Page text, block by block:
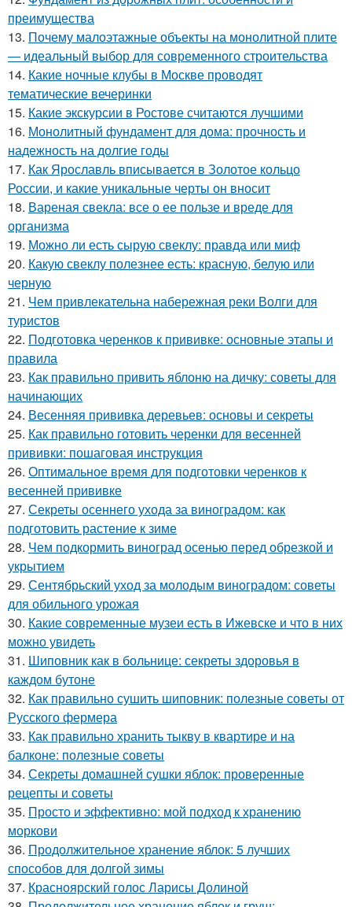
преимущества
13. Почему малоэтажные объекты на монолитной плите
— идеальный выбор для современного строительства
14. Какие ночные клубы в Москве проводят
тематические вечеринки
15. Какие экскурсии в Ростове считаются лучшими
16. Монолитный фундамент для дома: прочность и
надежность на долгие годы
17. Как Ярославль вписывается в Золотое кольцо
России, и какие уникальные черты он вносит
18. Вареная свекла: все о ее пользе и вреде для
организма
19. Можно ли есть сырую свеклу: правда или миф
20. Какую свеклу полезнее есть: красную, белую или
черную
21. Чем привлекательна набережная реки Волги для
туристов
22. Подготовка черенков к прививке: основные этапы и
правила
23. Как правильно привить яблоню на дичку: советы для
начинающих
24. Весенняя прививка деревьев: основы и секреты
25. Как правильно готовить черенки для весенней
прививки: пошаговая инструкция
26. Оптимальное время для подготовки черенков к
весенней прививке
27. Секреты осеннего ухода за виноградом: как
подготовить растение к зиме
28. Чем подкормить виноград осенью перед обрезкой и
укрытием
29. Сентябрьский уход за молодым виноградом: советы
для обильного урожая
30. Какие современные музеи есть в Ижевске и что в них
можно увидеть
31. Шиповник как в больнице: секреты здоровья в
каждом бутоне
32. Как правильно сушить шиповник: полезные советы от
Русского фермера
33. Как правильно хранить тыкву в квартире и на
балконе: полезные советы
34. Секреты домашней сушки яблок: проверенные
рецепты и советы
35. Просто и эффективно: мой подход к хранению
моркови
36. Продолжительное хранение яблок: 5 лучших
способов для долгой зимы
37. Красноярский голос Ларисы Долиной